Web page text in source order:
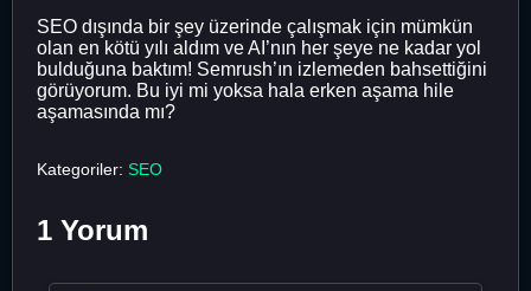
SEO dışında bir şey üzerinde çalışmak için mümkün
olan en kötü yılı aldım ve AI’nın her şeye ne kadar yol
bulduğuna baktım! Semrush’ın izlemeden bahsettiğini
görüyorum. Bu iyi mi yoksa hala erken aşama hile
aşamasında mı?
Kategoriler: SEO
1 Yorum